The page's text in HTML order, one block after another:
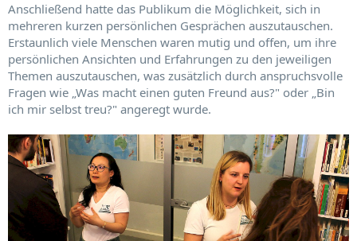
Anschließend hatte das Publikum die Möglichkeit, sich in
mehreren kurzen persönlichen Gesprächen auszutauschen.
Erstaunlich viele Menschen waren mutig und offen, um ihre
persönlichen Ansichten und Erfahrungen zu den jeweiligen
Themen auszutauschen, was zusätzlich durch anspruchsvolle
Fragen wie „Was macht einen guten Freund aus?" oder „Bin
ich mir selbst treu?" angeregt wurde.